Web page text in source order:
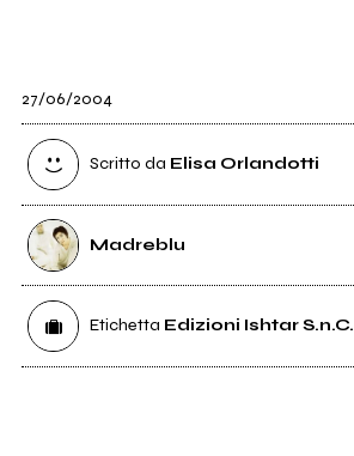
27/06/2004
Scritto da Elisa Orlandotti
Madreblu
Etichetta Edizioni Ishtar S.n.C.